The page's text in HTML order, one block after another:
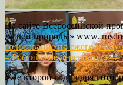
На сайте Всероссийской
живой природы» www.
голосование по ежегодному
– Российское дерево года —
Уже второй год подряд